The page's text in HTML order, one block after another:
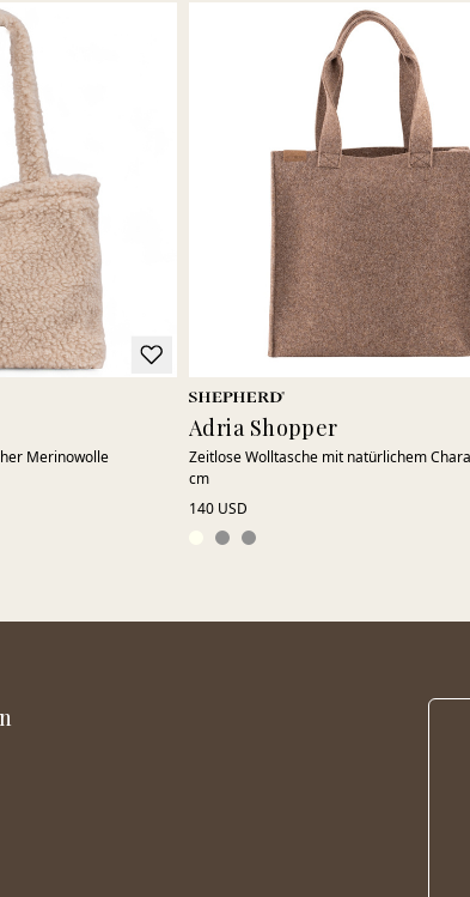
Merinowolle
Adria Shopper
Zeitlose Wolltasche mit natürlichem
cm
140 USD